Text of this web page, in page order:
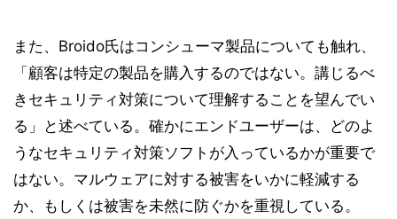
また、Broido氏はコンシューマ製品についても触れ、
「顧客は特定の製品を購入するのではない。講じるべ
きセキュリティ対策について理解することを望んでい
る」と述べている。確かにエンドユーザーは、どのよ
うなセキュリティ対策ソフトが入っているかが重要で
はない。マルウェアに対する被害をいかに軽減する
か、もしくは被害を未然に防ぐかを重視している。